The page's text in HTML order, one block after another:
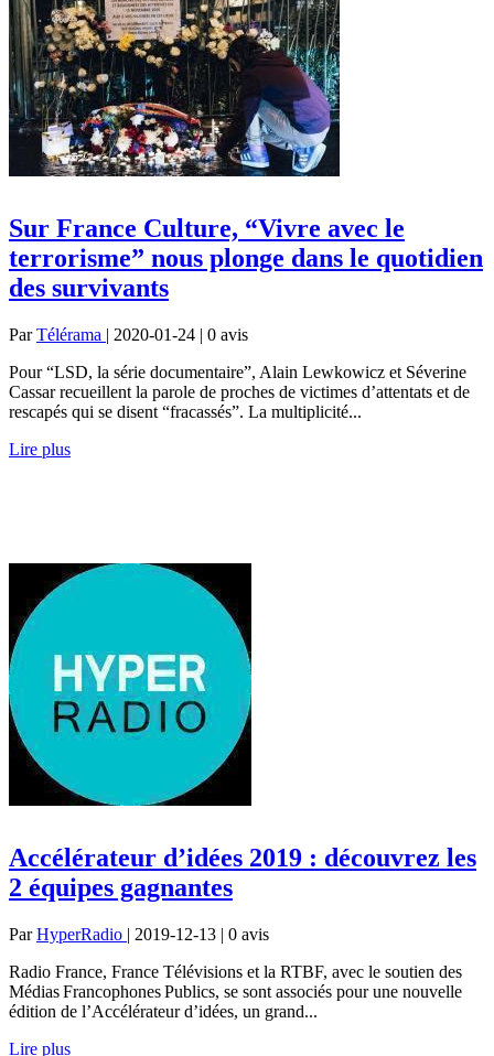
Sur France Culture, “Vivre avec le
terrorisme” nous plonge dans le quotidien
des survivants
ParTélérama | 2020-01-24 | 0 avis
Pour “LSD, la série documentaire”, Alain Lewkowicz et Séverine
Cassar recueillent la parole de proches de victimes d’attentats et de
rescapés qui se disent “fracassés”. La multiplicité...
Lire plus
Accélérateur d’idées 2019 : découvrez les
2 équipes gagnantes
ParHyperRadio | 2019-12-13 | 0 avis
Radio France, France Télévisions et la RTBF, avec le soutien des
Médias Francophones Publics, se sont associés pour une nouvelle
édition de l’Accélérateur d’idées, un grand...
Lire plus